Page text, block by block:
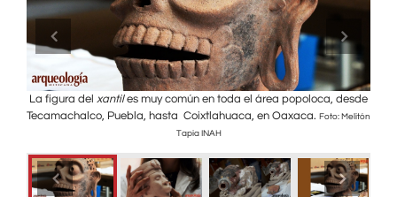
La figura del xantiles muy común en toda el área popoloca, desde
Tecamachalco, Puebla, hasta Coixtlahuaca, en Oaxaca. Foto: Melitón
Tapia INAH